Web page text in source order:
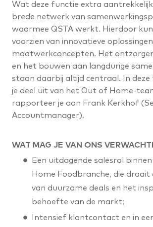
Wat deze functie extra
brede netwerk van
waarmee QSTA werkt. Hierdoor kun
voorzien van innovatieve
maatwerkconcepten. Het
en het bouwen aan langdurige
staan daarbij altijd centraal. In
je deel uit van het Out of Home-
rapporteer je aan Frank Kerkhof
Accountmanager).
WAT MAG JE VAN ONS
Een uitdagende salesrol
Home Foodbranche, die
van duurzame deals en het
behoefte van de markt;
Intensief klantcontact en in